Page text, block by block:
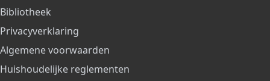
Bibliotheek
Privacyverklaring
Algemene voorwaarden
Huishoudelijke reglementen